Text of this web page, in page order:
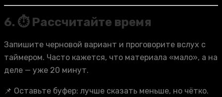
6. ⏱ Рассчитайте время
Запишите черновой вариант и проговорите вслух с
таймером. Часто кажется, что материала «мало», а на
деле — уже 20 минут.
📌 Оставьте буфер: лучше сказать меньше, но чётко.